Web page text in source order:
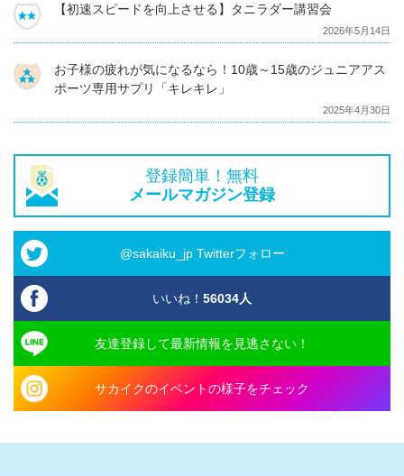
【初速スピードを向上させる】タニラダー講習会
2026年5月14日
お子様の疲れが気になるなら！10歳～15歳のジュニアアス
ポーツ専用サプリ「キレキレ」
2025年4月30日
登録簡単！無料
メールマガジン登録
@sakaiku_jp Twitterフォロー
いいね！ 56034人
友達登録して最新情報を見逃さない！
サカイクのイベントの様子をチェック